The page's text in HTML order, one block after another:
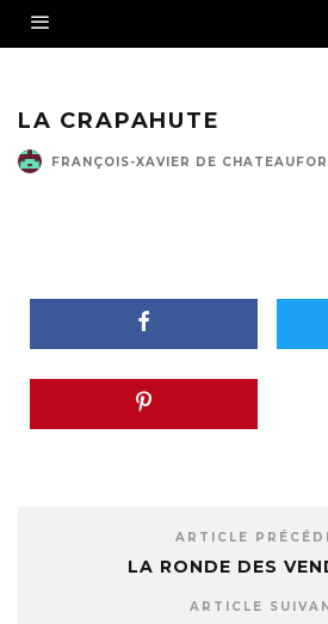
LA CRAPAHUTE
FRANÇOIS-XAVIER DE
ARTICLE
LA RONDE DES
ARTICLE